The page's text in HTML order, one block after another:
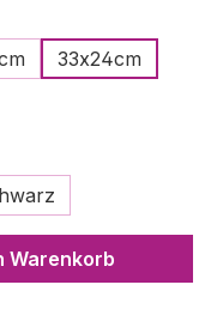
33x24cm
Warenkorb